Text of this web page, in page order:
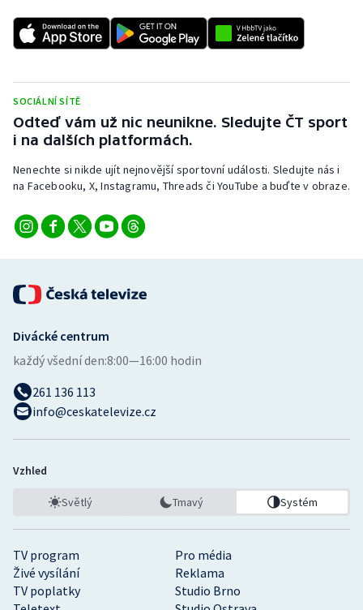
SOCIÁLNÍ SÍTĚ
Odteď vám už nic neunikne. Sledujte ČT sport
i na dalších platformách.
Nenechte si nikde ujít nejnovější sportovní události. Sledujte nás i
na Facebooku, X, Instagramu, Threads či YouTube a buďte v obraze.
TV program
Pro média
Živé vysílání
Reklama
TV poplatky
Studio Brno
Divácké centrum
každý všední den:8:00—16:00 hodin
261 136 113
info@ceskatelevize.cz
Vzhled
Světlý Tmavý Systém